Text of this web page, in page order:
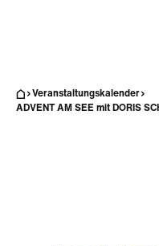
Veranstaltungskalender
ADVENT AM SEE mit DORIS